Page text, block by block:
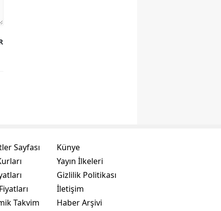
Sayfası
Takvim
Künye
Yayın İlkeleri
Gizlilik Politikası
İletişim
Haber Arşivi